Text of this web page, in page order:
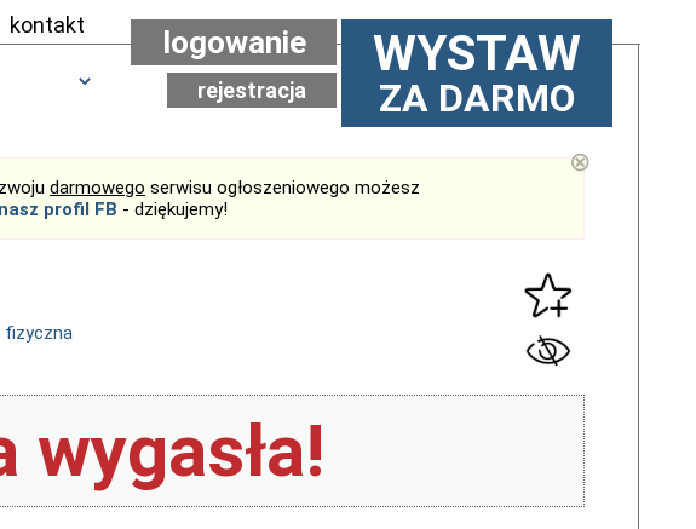
kontakt WYSTAW
ZA DARMO
logowanie
rejestracja
darmowego serwisu ogłoszeniowego możesz
nasz profil FB - dziękujemy!
⊗
fizyczna
wygasła!